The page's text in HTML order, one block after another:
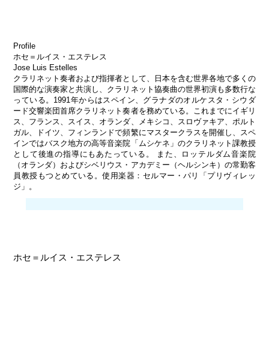
Profile
ホセ＝ルイス・エステレス
Jose Luis Estelles
クラリネット奏者および指揮者として、日本を含む世界各地で多くの
国際的な演奏家と共演し、クラリネット協奏曲の世界初演も多数行な
っている。1991年からはスペイン、グラナダのオルケスタ・シウダ
ード交響楽団首席クラリネット奏者を務めている。これまでにイギリ
ス、フランス、スイス、オランダ、メキシコ、スロヴァキア、ポルト
ガル、ドイツ、フィンランドで頻繁にマスタークラスを開催し、スペ
インではバスク地方の高等音楽院「ムシケネ」のクラリネット課教授
として後進の指導にもあたっている。 また、ロッテルダム音楽院
（オランダ）およびシベリウス・アカデミー（ヘルシンキ）の常勤客
員教授もつとめている。使用楽器：セルマー・パリ「プリヴィレッ
ジ」。
ホセ＝ルイス・エステレス